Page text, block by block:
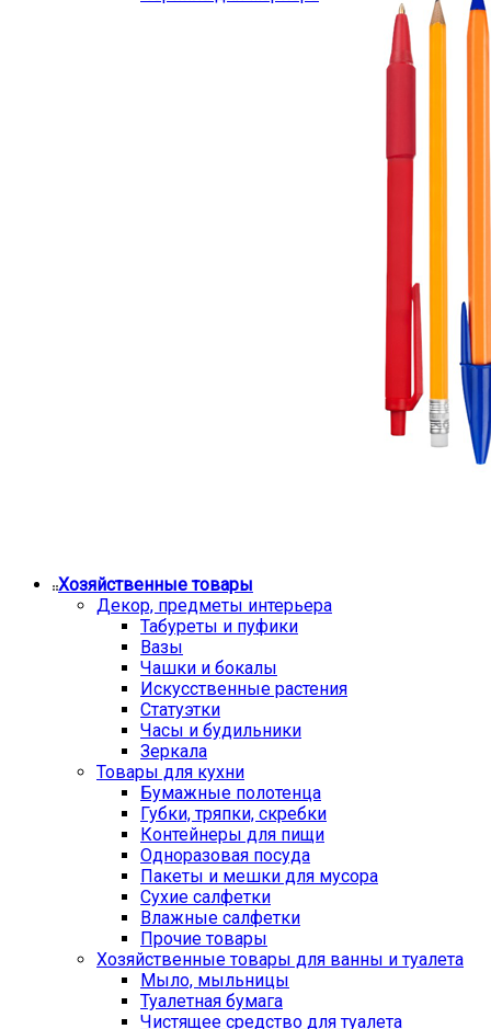
Хозяйственные товары
Декор, предметы интерьера
Табуреты и пуфики
Вазы
Чашки и бокалы
Искусственные растения
Статуэтки
Часы и будильники
Зеркала
Товары для кухни
Бумажные полотенца
Губки, тряпки, скребки
Контейнеры для пищи
Одноразовая посуда
Пакеты и мешки для мусора
Сухие салфетки
Влажные салфетки
Прочие товары
Хозяйственные товары для ванны и туалета
Мыло, мыльницы
Туалетная бумага
Чистящее средство для туалета